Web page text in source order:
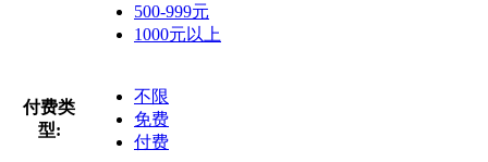
500-999元
1000元以上
付费类
型:
不限
免费
付费